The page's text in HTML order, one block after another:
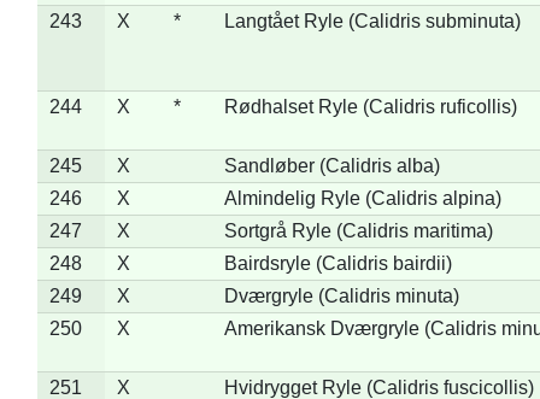
243
X * Langtået Ryle (Calidris subminuta)
244 X * Rødhalset Ryle (Calidris ruficollis)
245 X
Sandløber (Calidris alba)
246
X
Almindelig Ryle (Calidris alpina)
247
X
Sortgrå Ryle (Calidris maritima)
248
X
Bairdsryle (Calidris bairdii)
249
X
Dværgryle (Calidris minuta)
250
X Amerikansk Dværgryle (Calidris
251 X
Hvidrygget Ryle (Calidris fuscicollis)